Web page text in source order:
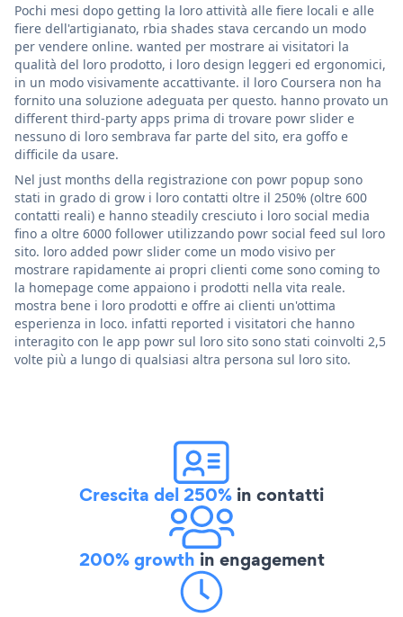
Pochi mesi dopo getting la loro attività alle fiere locali e alle
fiere dell'artigianato, rbia shades stava cercando un modo
per vendere online. wanted per mostrare ai visitatori la
qualità del loro prodotto, i loro design leggeri ed ergonomici,
in un modo visivamente accattivante. il loro Coursera non ha
fornito una soluzione adeguata per questo. hanno provato un
different third-party apps prima di trovare powr slider e
nessuno di loro sembrava far parte del sito, era goffo e
difficile da usare.
Nel just months della registrazione con powr popup sono
stati in grado di grow i loro contatti oltre il 250% (oltre 600
contatti reali) e hanno steadily cresciuto i loro social media
fino a oltre 6000 follower utilizzando powr social feed sul loro
sito. loro added powr slider come un modo visivo per
mostrare rapidamente ai propri clienti come sono coming to
la homepage come appaiono i prodotti nella vita reale.
mostra bene i loro prodotti e offre ai clienti un'ottima
esperienza in loco. infatti reported i visitatori che hanno
interagito con le app powr sul loro sito sono stati coinvolti 2,5
volte più a lungo di qualsiasi altra persona sul loro sito.
Crescita del 250% in contatti
200% growth in engagement